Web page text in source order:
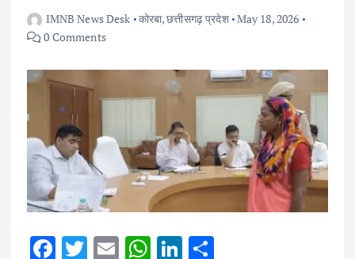
IMNB News Desk कोरबा,छत्तीसगढ़ प्रदेश May 18, 2026
0 Comments
F T E W Li